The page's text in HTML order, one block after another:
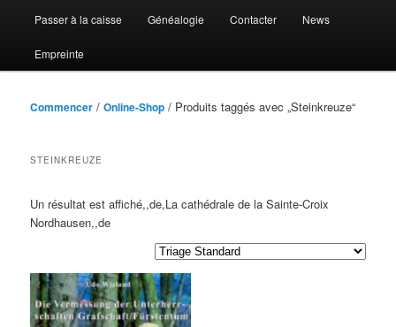
Passer à la caisse Généalogie Contacter News
Empreinte
Commencer /Online-Shop / Produits taggés avec „Steinkreuze“
STEINKREUZE
Un résultat est affiché,,de,La cathédrale de la Sainte-Croix
Nordhausen,,de